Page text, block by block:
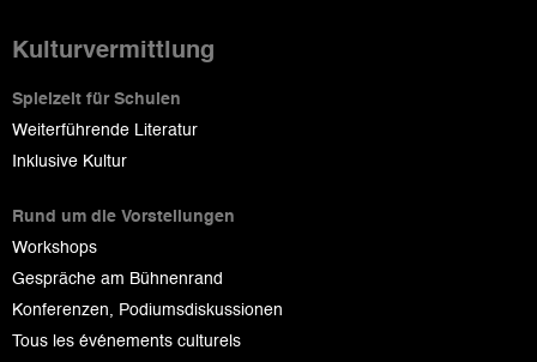
Kulturvermittlung
Spielzeit für Schulen
Weiterführende Literatur
Inklusive Kultur
Rund um die Vorstellungen
Workshops
Gespräche am Bühnenrand
Konferenzen, Podiumsdiskussionen
Tous les événements culturels